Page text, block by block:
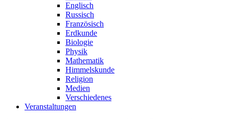
Englisch
Russisch
Französisch
Erdkunde
Biologie
Physik
Mathematik
Himmelskunde
Religion
Medien
Verschiedenes
Veranstaltungen